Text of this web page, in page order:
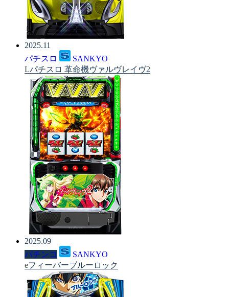
2025.11
パチスロ
SANKYO
Lパチスロ 革命機ヴァルヴレイヴ2
2025.09
パチンコ
SANKYO
eフィーバーブルーロック